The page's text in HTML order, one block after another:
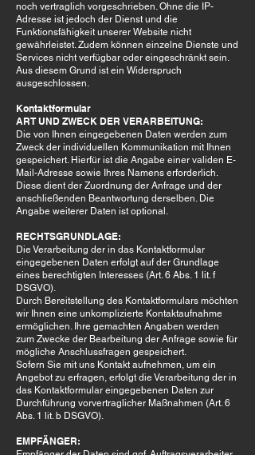
noch vertraglich vorgeschrieben. Ohne die IP-
Adresse ist jedoch der Dienst und die
Funktionsfähigkeit unserer Website nicht
gewährleistet. Zudem können einzelne Dienste und
Services nicht verfügbar oder eingeschränkt sein.
Aus diesem Grund ist ein Widerspruch
ausgeschlossen.
Kontaktformular
ART UND ZWECK DER VERARBEITUNG:
Die von Ihnen eingegebenen Daten werden zum
Zweck der individuellen Kommunikation mit Ihnen
gespeichert. Hierfür ist die Angabe einer validen E-
Mail-Adresse sowie Ihres Namens erforderlich.
Diese dient der Zuordnung der Anfrage und der
anschließenden Beantwortung derselben. Die
Angabe weiterer Daten ist optional.
RECHTSGRUNDLAGE:
Die Verarbeitung der in das Kontaktformular
eingegebenen Daten erfolgt auf der Grundlage
eines berechtigten Interesses (Art. 6 Abs. 1 lit. f
DSGVO).
Durch Bereitstellung des Kontaktformulars möchten
wir Ihnen eine unkomplizierte Kontaktaufnahme
ermöglichen. Ihre gemachten Angaben werden
zum Zwecke der Bearbeitung der Anfrage sowie für
mögliche Anschlussfragen gespeichert.
Sofern Sie mit uns Kontakt aufnehmen, um ein
Angebot zu erfragen, erfolgt die Verarbeitung der in
das Kontaktformular eingegebenen Daten zur
Durchführung vorvertraglicher Maßnahmen (Art. 6
Abs. 1 lit. b DSGVO).
EMPFÄNGER: